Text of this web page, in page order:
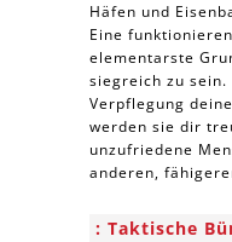
Häfen und
Eine
elementarste
siegreich zu
Verpflegung
werden sie dir
unzufriedene
anderen,
Taktische